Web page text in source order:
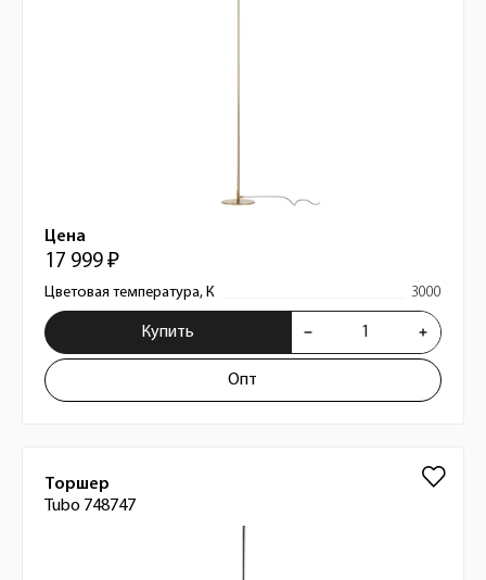
Цена
17 999 ₽
Цветовая температура, К 3000
Купить
Опт
Торшер
Tubo 748747